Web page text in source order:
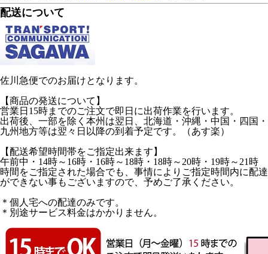
配送について
佐川急便でのお届けとなります。
【商品の発送について】
営業日15時までのご注文で即日に出荷作業を行います。
出荷後、一部を除く本州は翌日、北海道・沖縄・中国・四国・
九州地方等は翌々日以降の到着予定です。（あす楽）
【配送希望時間帯をご指定出来ます】
午前中・14時～16時・16時～18時・18時～20時・19時～21時
時間をご指定された場合でも、事情によりご指定時間内に配達
ができない事もございますので、予めご了承ください。
＊個人宅への配達のみです。
＊別途サービス料金はかかりません。